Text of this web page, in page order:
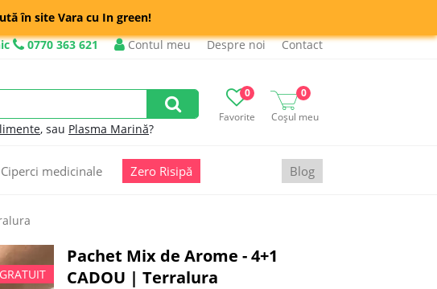
în site Vara cu In green!
0770 363 621 Contul meu Despre noi Contact
Favorite
0
Coșul meu
0
, sau Plasma Marină?
Ciperci medicinale Zero Risipă Blog
Pachet Mix de Arome - 4+1
CADOU | Terralura